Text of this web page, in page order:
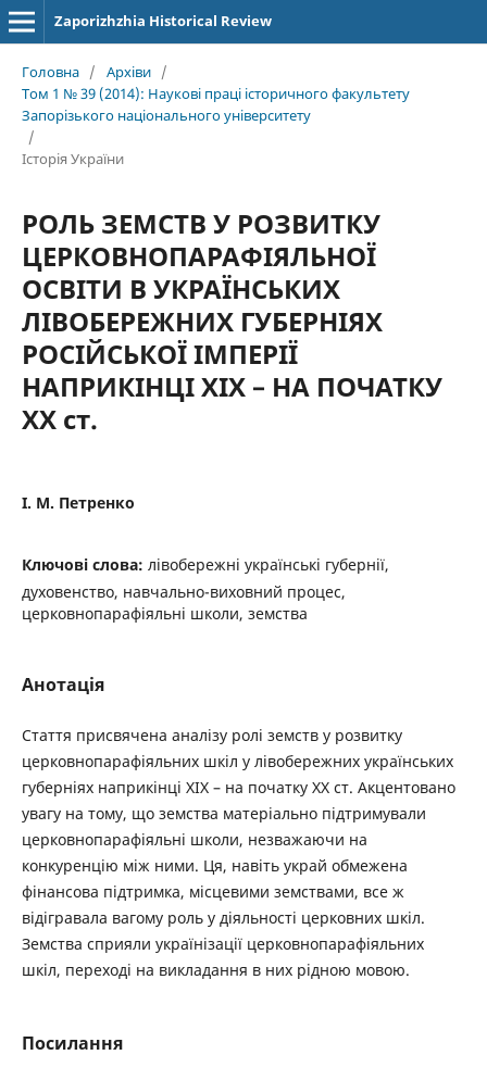
Zaporizhzhia Historical Review
Головна / Архіви /
Том 1 № 39 (2014): Наукові праці історичного факультету
Запорізького національного університету
/
Історія України
РОЛЬ ЗЕМСТВ У РОЗВИТКУ
ЦЕРКОВНОПАРАФІЯЛЬНОЇ
ОСВІТИ В УКРАЇНСЬКИХ
ЛІВОБЕРЕЖНИХ ГУБЕРНІЯХ
РОСІЙСЬКОЇ ІМПЕРІЇ
НАПРИКІНЦІ ХІХ – НА ПОЧАТКУ
ХХ ст.
І. М. Петренко
Ключові слова: лівобережні українські губернії,
духовенство, навчально-виховний процес,
церковнопарафіяльні школи, земства
Анотація
Стаття присвячена аналізу ролі земств у розвитку
церковнопарафіяльних шкіл у лівобережних українських
губерніях наприкінці ХІХ – на початку ХХ ст. Акцентовано
увагу на тому, що земства матеріально підтримували
церковнопарафіяльні школи, незважаючи на
конкуренцію між ними. Ця, навіть украй обмежена
фінансова підтримка, місцевими земствами, все ж
відігравала вагому роль у діяльності церковних шкіл.
Земства сприяли українізації церковнопарафіяльних
шкіл, переході на викладання в них рідною мовою.
Посилання